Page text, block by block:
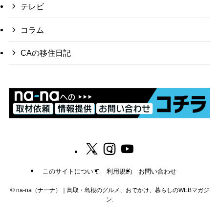
テレビ
コラム
CAの移住日記
このサイトについて 利用規約 お問い合わせ
©na-na（ナーナ）｜鳥取・島根のグルメ、おでかけ、暮らしのWEBマガジ
ン.